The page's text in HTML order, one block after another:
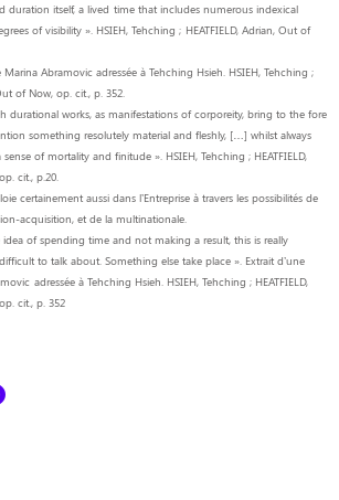
duration itself, a lived time that includes numerous indexical
of visibility ». HSIEH, Tehching ; HEATFIELD, Adrian, Out of
Marina Abramovic adressée à Tehching Hsieh. HSIEH, Tehching ;
of Now, op. cit., p. 352.
durational works, as manifestations of corporeity, bring to the fore
something resolutely material and fleshly, […] whilst always
sense of mortality and finitude ». HSIEH, Tehching ; HEATFIELD,
cit., p.20.
certainement aussi dans l’Entreprise à travers les possibilités de
acquisition, et de la multinationale.
of spending time and not making a result, this is really
to talk about. Something else take place ». Extrait d’une
adressée à Tehching Hsieh. HSIEH, Tehching ; HEATFIELD,
cit., p. 352